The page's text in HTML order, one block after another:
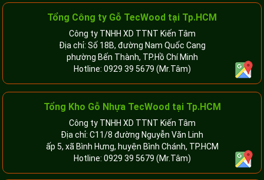
Tổng Công ty Gỗ TecWood tại Tp.HCM
Công ty TNHH XD TTNT Kiến Tâm
Địa chỉ: Số 18B, đường Nam Quốc Cang
phường Bến Thành, TP.Hồ Chí Minh
Hotline: 0929 39 5679 (Mr.Tâm)
Tổng Kho Gỗ Nhựa TecWood tại Tp.HCM
Công ty TNHH XD TTNT Kiến Tâm
Địa chỉ: C11/8 đường Nguyễn Văn Linh
ấp 5, xã Bình Hưng, huyện Bình Chánh, TP.HCM
Hotline: 0929 39 5679 (Mr.Tâm)